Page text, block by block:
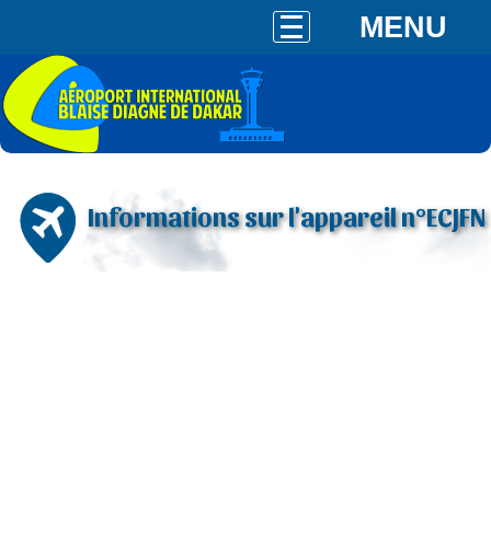
MENU
Informations sur l'appareil n°ECJFN